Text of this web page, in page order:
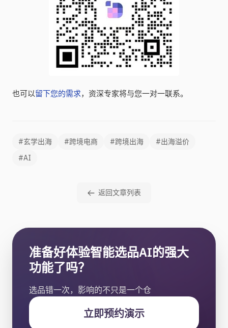
也可以留下您的需求，资深专家将与您一对一联系。
#玄学出海 #跨境电商 #跨境出海
#出海溢价
#AI
返回文章列表
准备好体验智能选品AI的强大
功能了吗？
选品错一次，影响的不只是一个仓
立即预约演示